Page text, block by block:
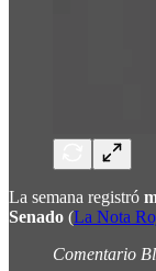
La semana registró
Senado (La Nota
Comentario